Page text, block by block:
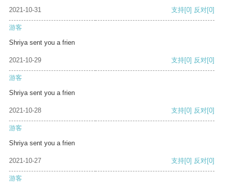
2021-10-31 支持[0] 反对[0]
游客
Shriya sent you a frien
2021-10-29 支持[0] 反对[0]
游客
Shriya sent you a frien
2021-10-28 支持[0] 反对[0]
游客
Shriya sent you a frien
2021-10-27 支持[0] 反对[0]
游客